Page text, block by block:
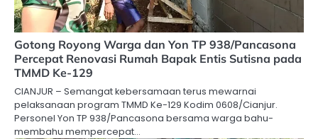
Gotong Royong Warga dan Yon TP 938/Pancasona
Percepat Renovasi Rumah Bapak Entis Sutisna pada
TMMD Ke-129
CIANJUR – Semangat kebersamaan terus mewarnai
pelaksanaan program TMMD Ke-129 Kodim 0608/Cianjur.
Personel Yon TP 938/Pancasona bersama warga bahu-
membahu mempercepat…